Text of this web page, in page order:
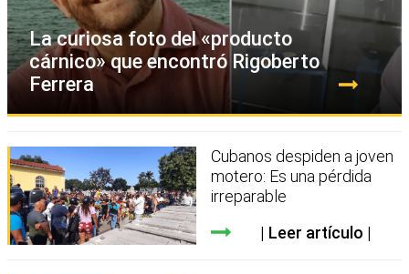
La curiosa foto del «producto
cárnico» que encontró Rigoberto
Ferrera
Cubanos despiden a joven
motero: Es una pérdida
irreparable
Leer artículo